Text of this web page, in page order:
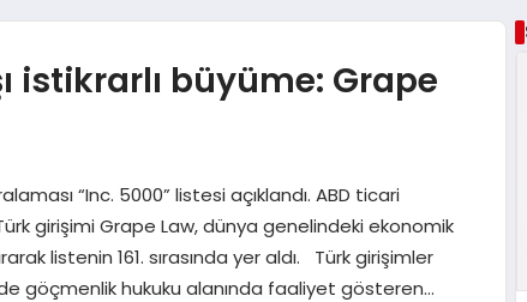
istikrarlı büyüme: Grape
“Inc. 5000” listesi açıklandı. ABD ticari
girişimi Grape Law, dünya genelindeki ekonomik
listenin 161. sırasında yer aldı. Türk girişimler
göçmenlik hukuku alanında faaliyet gösteren…